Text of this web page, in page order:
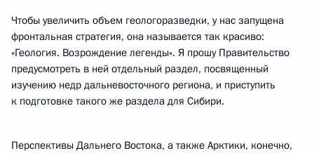
Чтобы увеличить объем геологоразведки, у нас запущена
фронтальная стратегия, она называется так красиво:
«Геология. Возрождение легенды». Я прошу Правительство
предусмотреть в ней отдельный раздел, посвященный
изучению недр дальневосточного региона, и приступить
к подготовке такого же раздела для Сибири.
Перспективы Дальнего Востока, а также Арктики, конечно,